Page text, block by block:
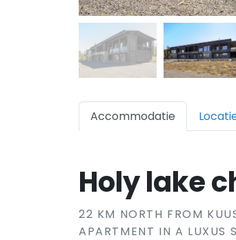
Accommodatie
Holy lake
22 KM NORTH FROM
APARTMENT IN A LUXUS